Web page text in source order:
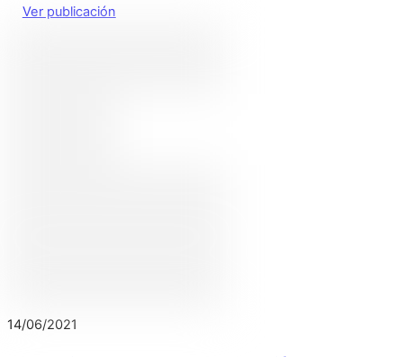
Ver publicación
14/06/2021